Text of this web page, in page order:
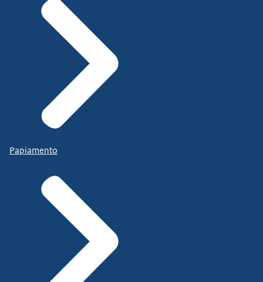
Papiamento